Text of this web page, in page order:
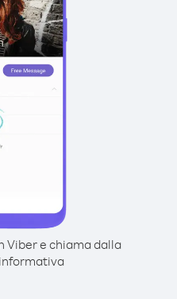
Viber e chiama dalla